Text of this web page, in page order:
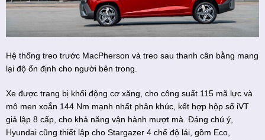
Hệ thống treo trước MacPherson và treo sau thanh cân bằng mang
lại độ ổn định cho người bên trong.
Xe được trang bị khối động cơ xăng, cho công suất 115 mã lực và
mô men xoắn 144 Nm mạnh nhất phân khúc, kết hợp hộp số iVT
giả lập 8 cấp, cho khả năng vận hành mượt mà. Đáng chú ý,
Hyundai cũng thiết lập cho Stargazer 4 chế độ lái, gồm Eco,